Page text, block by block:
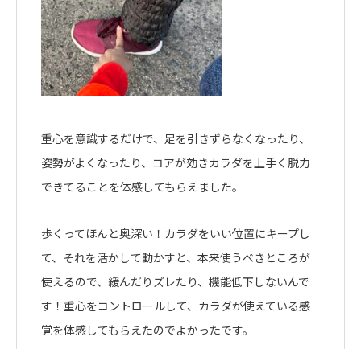
重心を意識するだけで、足を引きずらなくなったり、
姿勢がよくなったり、コアが効きカラダを上手く脱力
できてることを体感してもらえました。
歩くってほんと奥深い！カラダをいい位置にキープし
て、それを活かして動かすと、本来使うべきところが
使えるので、緩んだりズレたり、機能低下しないんで
す！重心をコントロールして、カラダが使えている感
覚を体感してもらえたのでよかったです。